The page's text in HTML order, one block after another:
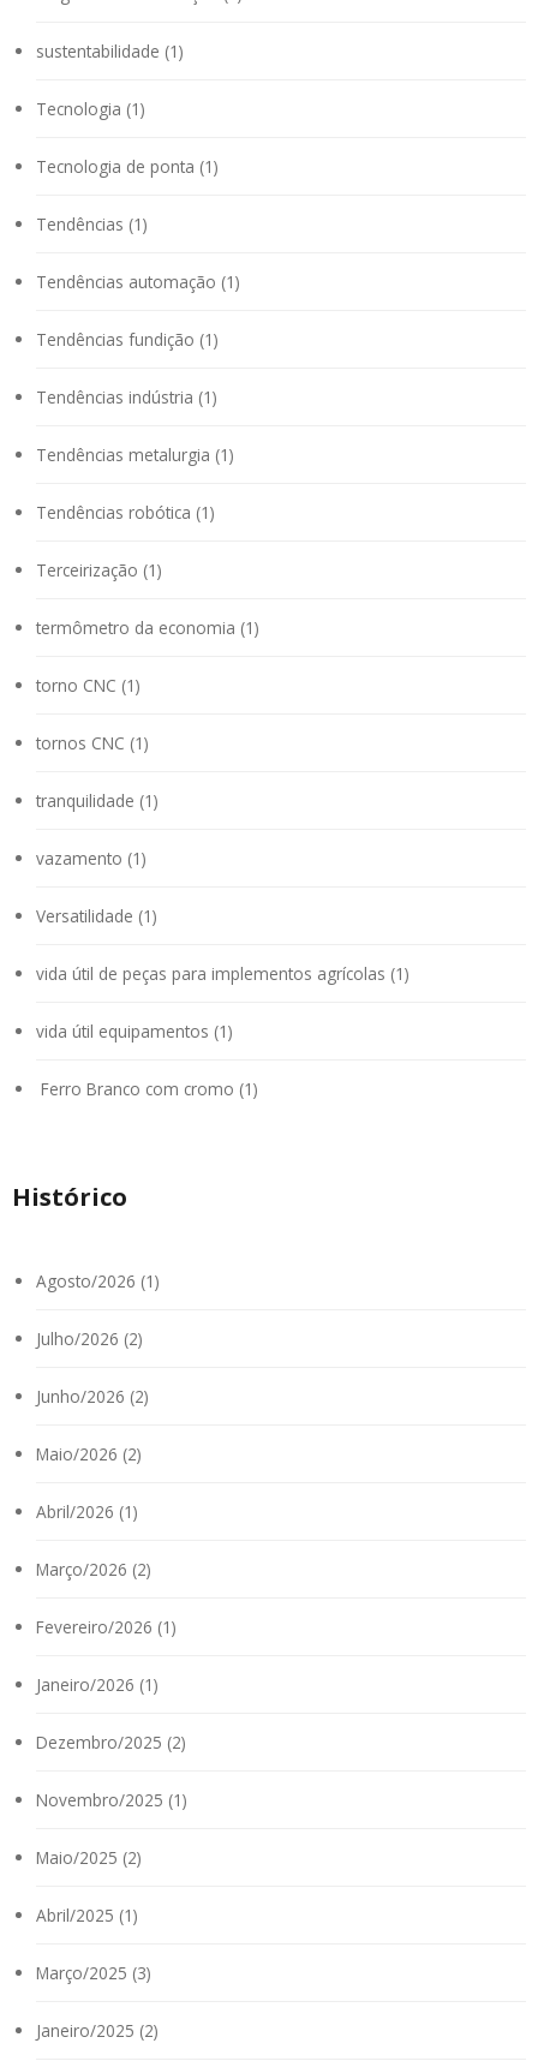
sustentabilidade (1)
Tecnologia (1)
Tecnologia de ponta (1)
Tendências (1)
Tendências automação (1)
Tendências fundição (1)
Tendências indústria (1)
Tendências metalurgia (1)
Tendências robótica (1)
Terceirização (1)
termômetro da economia (1)
torno CNC (1)
tornos CNC (1)
tranquilidade (1)
vazamento (1)
Versatilidade (1)
vida útil de peças para implementos agrícolas (1)
vida útil equipamentos (1)
Ferro Branco com cromo (1)
Histórico
Agosto/2026 (1)
Julho/2026 (2)
Junho/2026 (2)
Maio/2026 (2)
Abril/2026 (1)
Março/2026 (2)
Fevereiro/2026 (1)
Janeiro/2026 (1)
Dezembro/2025 (2)
Novembro/2025 (1)
Maio/2025 (2)
Abril/2025 (1)
Março/2025 (3)
Janeiro/2025 (2)